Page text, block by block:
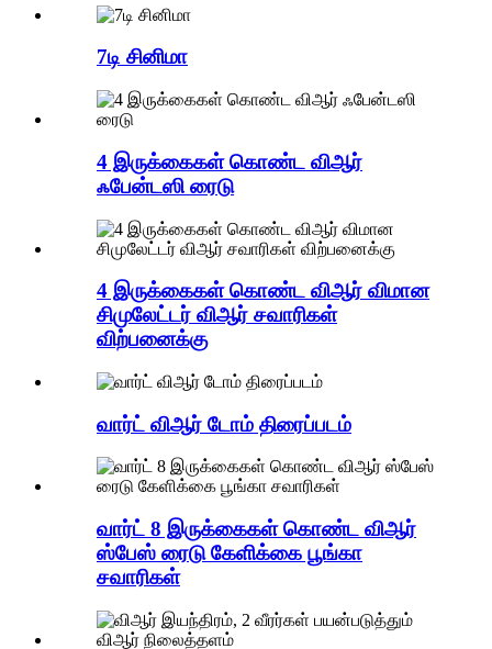
7டி சினிமா
4 இருக்கைகள் கொண்ட விஆர்
ஃபேன்டஸி ரைடு
4 இருக்கைகள் கொண்ட விஆர் விமான
சிமுலேட்டர் விஆர் சவாரிகள்
விற்பனைக்கு
வார்ட் விஆர் டோம் திரைப்படம்
வார்ட் 8 இருக்கைகள் கொண்ட விஆர்
ஸ்பேஸ் ரைடு கேளிக்கை பூங்கா
சவாரிகள்